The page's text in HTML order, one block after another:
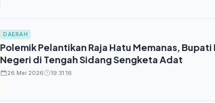
DAERAH
Polemik Pelantikan Raja Hatu Memanas,
Negeri di Tengah Sidang Sengketa Adat
26 Mei 2026 19:31:16